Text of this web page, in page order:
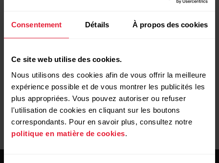
Consentement Détails À propos des cookies
Ce site web utilise des cookies.
Nous utilisons des cookies afin de vous offrir la meilleure
expérience possible et de vous montrer les publicités les
plus appropriées. Vous pouvez autoriser ou refuser
l'utilisation de cookies en cliquant sur les boutons
correspondants. Pour en savoir plus, consultez notre
politique en matière de cookies
bouton de synchronisation de FlowSync
montre.
Vous pouvez également synchroniser votre montre